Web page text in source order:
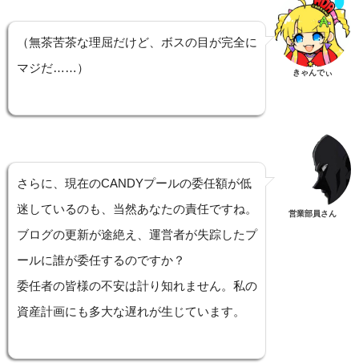
（無茶苦茶な理屈だけど、ボスの目が完全に
マジだ……）
きゃんでぃ
さらに、現在のCANDYプールの委任額が低
迷しているのも、当然あなたの責任ですね。
ブログの更新が途絶え、運営者が失踪したプ
ールに誰が委任するのですか？
委任者の皆様の不安は計り知れません。私の
資産計画にも多大な遅れが生じています。
営業部員さん